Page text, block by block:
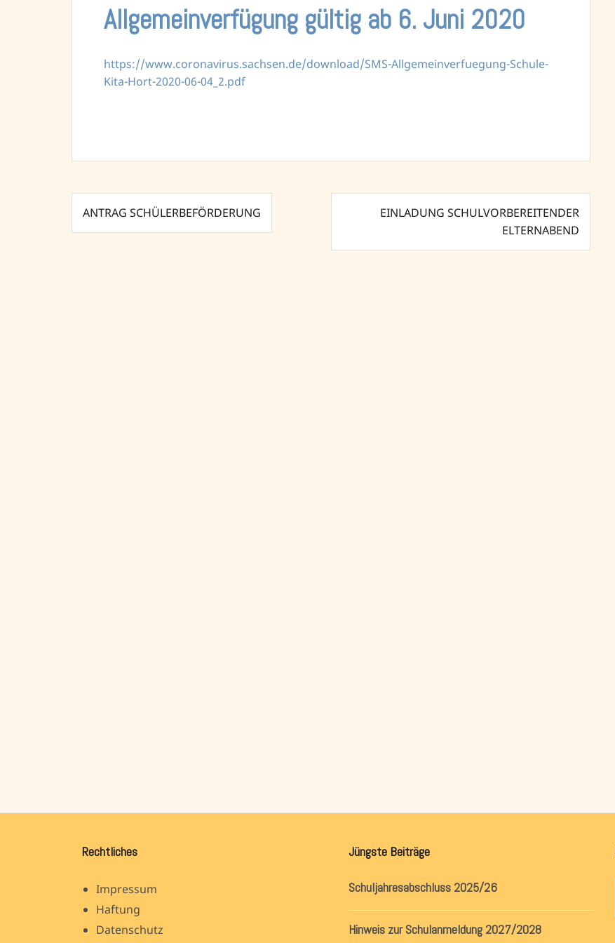
Allgemeinverfügung gültig ab 6. Juni 2020
https://www.coronavirus.sachsen.de/download/SMS-Allgemeinverfuegung-Schule-
Kita-Hort-2020-06-04_2.pdf
Beitragsnavigation
ANTRAG SCHÜLERBEFÖRDERUNG
EINLADUNG SCHULVORBEREITENDER
ELTERNABEND
Rechtliches
Impressum
Haftung
Datenschutz
Jüngste Beiträge
Schuljahresabschluss 2025/26
Hinweis zur Schulanmeldung 2027/2028